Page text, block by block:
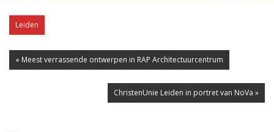
Leiden
« Meest verrassende ontwerpen in RAP Architectuurcentrum
ChristenUnie Leiden in portret van NoVa »